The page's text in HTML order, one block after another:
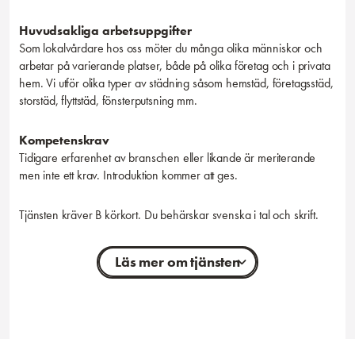
Huvudsakliga arbetsuppgifter
Som lokalvårdare hos oss möter du många olika människor och
arbetar på varierande platser, både på olika företag och i privata
hem. Vi utför olika typer av städning såsom hemstäd, företagsstäd,
storstäd, flyttstäd, fönsterputsning mm.
Kompetenskrav
Tidigare erfarenhet av branschen eller likande är meriterande
men inte ett krav. Introduktion kommer att ges.
Tjänsten kräver B körkort. Du behärskar svenska i tal och skrift.
Läs mer om tjänsten